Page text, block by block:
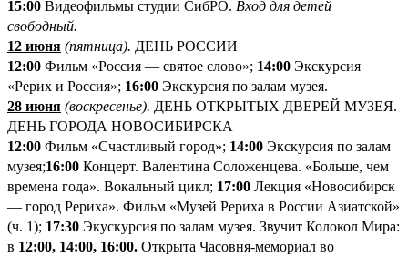
15:00 Видеофильмы студии СибРО. Вход для детей
свободный.
12 июня (пятница). ДЕНЬ РОССИИ
12:00 Фильм «Россия ― святое слово»; 14:00 Экскурсия
«Рерих и Россия»; 16:00 Экскурсия по залам музея.
28 июня (воскресенье). ДЕНЬ ОТКРЫТЫХ ДВЕРЕЙ МУЗЕЯ.
ДЕНЬ ГОРОДА НОВОСИБИРСКА
12:00 Фильм «Счастливый город»; 14:00 Экскурсия по залам
музея;16:00 Концерт. Валентина Соложенцева. «Больше, чем
времена года». Вокальный цикл; 17:00 Лекция «Новосибирск
— город Рериха». Фильм «Музей Рериха в России Азиатской»
(ч. 1); 17:30 Экускурсия по залам музея. Звучит Колокол Мира:
в 12:00, 14:00, 16:00. Открыта Часовня-мемориал во